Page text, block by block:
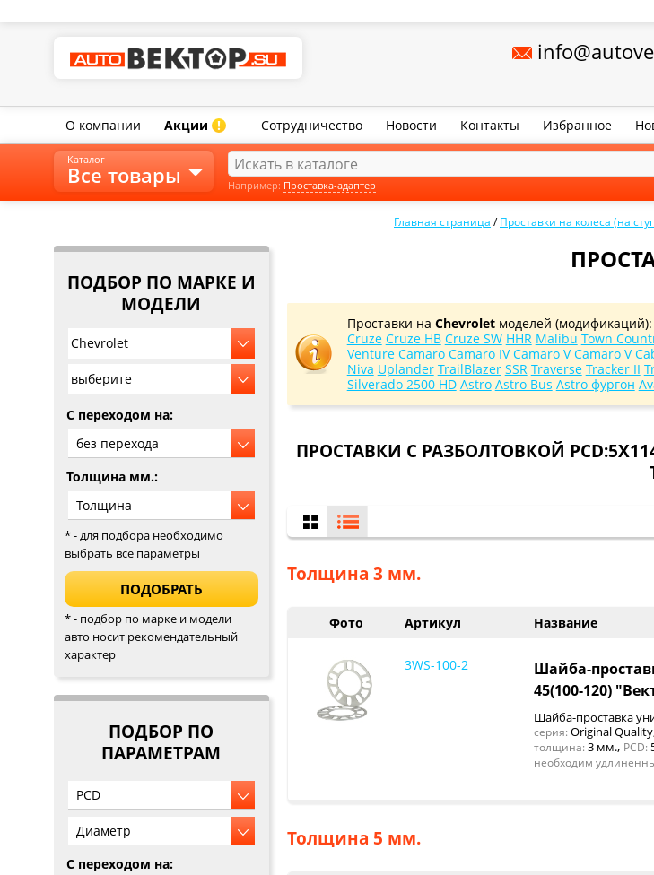
О компании Акции ! Сотрудничество Новости Контакты Избранное
Главная страница /Проставки на колеса (на
ПОДБОР ПО МАРКЕ И
МОДЕЛИ
Chevrolet
выберите
C переходом на:
Толщина мм.:
* - для подбора необходимо
выбрать все параметры
* - подбор по марке и модели
авто носит рекомендательный
характер
ПОДБОР ПО
ПАРАМЕТРАМ
C переходом на:
Проставки на Chevroletмоделей (модификаций):
Cruze Cruze HB Cruze SW HHR Malibu Town
Venture Camaro Camaro IV Camaro V Camaro V
Niva Uplander TrailBlazer SSR Traverse Tracker II
Silverado 2500 HD Astro Astro Bus Astro фургон
ПРОСТАВКИ С РАЗБОЛТОВКОЙ
Толщина 3 мм.
Фото Артикул Название
3WS-100-2
Шайба-
45(100-120)
Шайба-проставка
серия: Original Quality
толщина: 3 мм., PCD:
необходим
Толщина 5 мм.
Каталог
Все товары Например: Проставка-адаптер